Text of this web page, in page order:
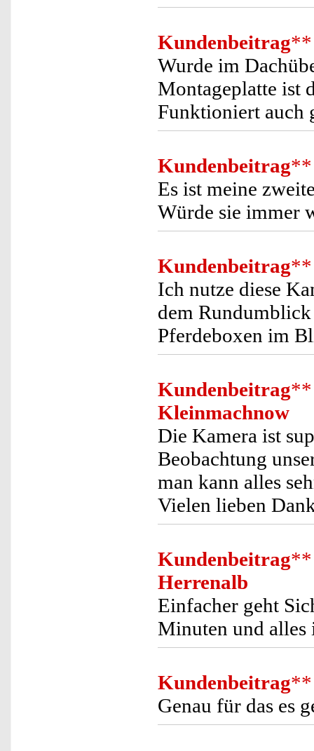
Kundenbeitrag**
Wurde im
Montageplatte ist
Funktioniert auch
Kundenbeitrag**
Es ist meine
Würde sie immer
Kundenbeitrag**
Ich nutze diese
dem
Pferdeboxen im
Kundenbeitrag**
Kleinmachnow
Die Kamera ist
Beobachtung
man kann alles
Vielen lieben
Kundenbeitrag**
Herrenalb
Einfacher geht
Minuten und alles
Kundenbeitrag**
Genau für das es